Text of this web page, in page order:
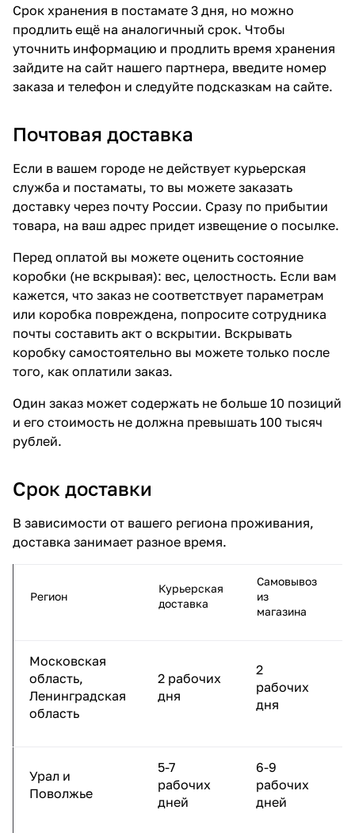
Срок хранения в постамате 3 дня, но можно
продлить ещё на аналогичный срок. Чтобы
уточнить информацию и продлить время хранения
зайдите на сайт нашего партнера, введите номер
заказа и телефон и следуйте подсказкам на сайте.
Почтовая доставка
Если в вашем городе не действует курьерская
служба и постаматы, то вы можете заказать
доставку через почту России. Сразу по прибытии
товара, на ваш адрес придет извещение о посылке.
Перед оплатой вы можете оценить состояние
коробки (не вскрывая): вес, целостность. Если вам
кажется, что заказ не соответствует параметрам
или коробка повреждена, попросите сотрудника
почты составить акт о вскрытии. Вскрывать
коробку самостоятельно вы можете только после
того, как оплатили заказ.
Один заказ может содержать не больше 10 позиций
и его стоимость не должна превышать 100 тысяч
рублей.
Срок доставки
В зависимости от вашего региона проживания,
доставка занимает разное время.
Регион
Курьерская
доставка
Самовывоз
из
магазина
Московская
область,
Ленинградская
область
2 рабочих
дня
2
рабочих
дня
Урал и
Поволжье
5-7
рабочих
дней
6-9
рабочих
дней